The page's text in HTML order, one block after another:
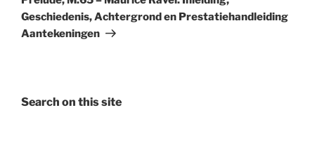
Geschiedenis, Achtergrond en Prestatiehandleiding
Aantekeningen
Search on this site